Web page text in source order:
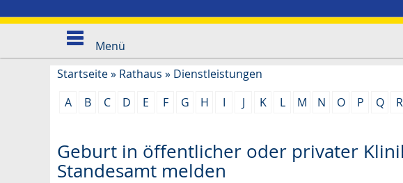
Menü
Startseite» Rathaus » Dienstleistungen
A
B C D E F G H I J K L M N O P Q R
Geburt in öffentlicher oder privater
Standesamt melden